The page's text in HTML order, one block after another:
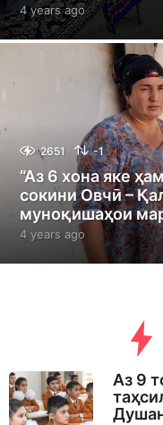
4 years ago4
e
g
o
2651 -1
“Аз 6 хона яке
сокини Овчӣ –
муноқишаҳои
4 years ago
y
e
o
Аз 9